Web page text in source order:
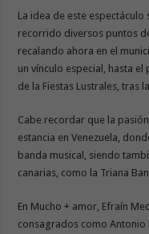
La idea de este
recorrido diversos puntos
recalando ahora en el
un vínculo especial, hasta
de la Fiestas Lustrales, tras
Cabe recordar que la
estancia en Venezuela,
banda musical, siendo
canarias, como la Triana
En Mucho + amor, Efraín
consagrados como Antonio